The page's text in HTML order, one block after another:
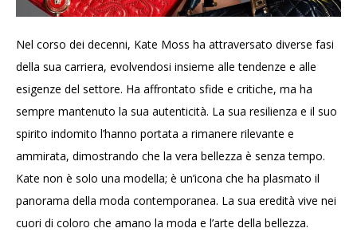
Nel corso dei decenni, Kate Moss ha attraversato diverse fasi
della sua carriera, evolvendosi insieme alle tendenze e alle
esigenze del settore. Ha affrontato sfide e critiche, ma ha
sempre mantenuto la sua autenticità. La sua resilienza e il suo
spirito indomito l’hanno portata a rimanere rilevante e
ammirata, dimostrando che la vera bellezza è senza tempo.
Kate non è solo una modella; è un’icona che ha plasmato il
panorama della moda contemporanea. La sua eredità vive nei
cuori di coloro che amano la moda e l’arte della bellezza.